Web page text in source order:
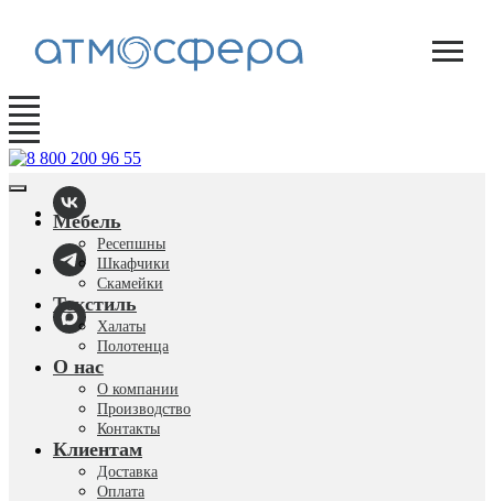
Мебель
Ресепшны
Шкафчики
Скамейки
Текстиль
Халаты
Полотенца
О нас
О компании
Производство
Контакты
Клиентам
Доставка
Оплата